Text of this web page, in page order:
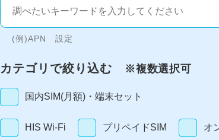
(例)APN 設定
カテゴリで絞り込む ※複数選択可
国内SIM(月額)・端末セット
HIS Wi-Fi プリペイドSIM オ